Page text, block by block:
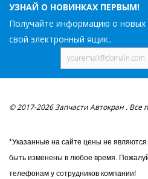
УЗНАЙ О НОВИНКАХ ПЕРВЫМ!
Получайте информацию о новых
свой электронный ящик..
© 2017-2026 Запчасти Автокран .
*Указанные на сайте цены не
быть изменены в любое время.
телефонам у сотрудников компании!